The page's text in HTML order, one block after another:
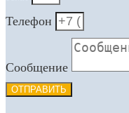
Телефон
Сообщение
ОТПРАВИТЬ